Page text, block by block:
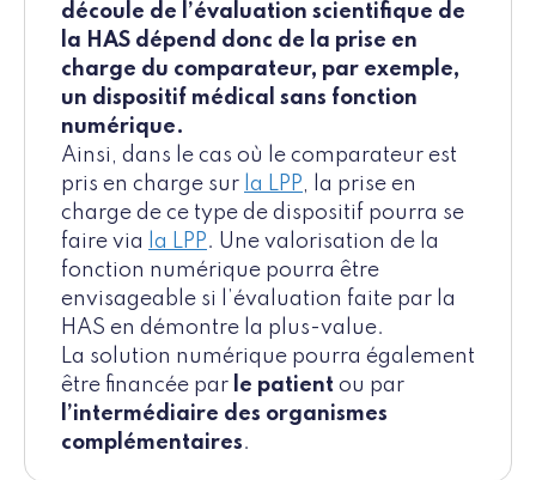
découle de l’évaluation scientifique de
la HAS dépend donc de la prise en
charge du comparateur, par exemple,
un dispositif médical sans fonction
numérique.
Ainsi, dans le cas où le comparateur est
pris en charge sur la LPP, la prise en
charge de ce type de dispositif pourra se
faire via
la LPP. Une valorisation de la
fonction numérique pourra être
envisageable si l’évaluation faite par la
HAS en démontre la plus-value.
La solution numérique pourra également
être financée par le patient ou par
l’intermédiaire des organismes
complémentaires.